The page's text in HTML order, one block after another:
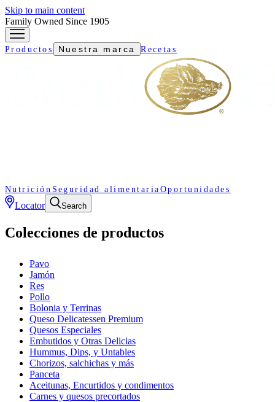
Skip to main content
Family Owned Since 1905
Productos Nuestra marca Recetas
Nutrición Seguridad alimentaria Oportunidades
Locator Search
Colecciones de productos
Pavo
Jamón
Res
Pollo
Bolonia y Terrinas
Queso Delicatessen Premium
Quesos Especiales
Embutidos y Otras Delicias
Hummus, Dips, y Untables
Chorizos, salchichas y más
Panceta
Aceitunas, Encurtidos y condimentos
Carnes y quesos precortados